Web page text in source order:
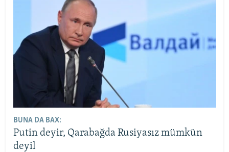
BUNA DA BAX:
Putin deyir, Qarabağda Rusiyasız mümkün
deyil